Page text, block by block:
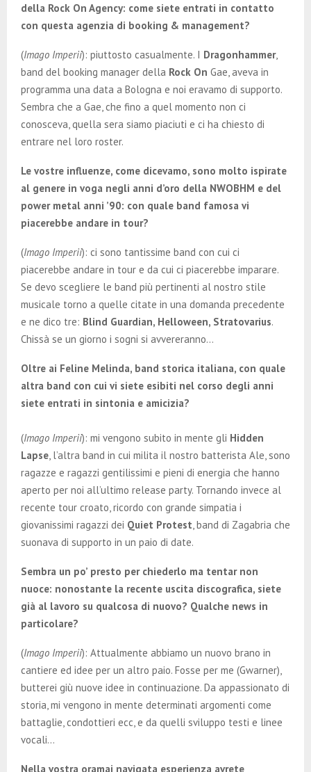
della Rock On Agency: come siete entrati in contatto
con questa agenzia di booking & management?
(Imago Imperii): piuttosto casualmente. I Dragonhammer,
band del booking manager della Rock On Gae, aveva in
programma una data a Bologna e noi eravamo di supporto.
Sembra che a Gae, che fino a quel momento non ci
conosceva, quella sera siamo piaciuti e ci ha chiesto di
entrare nel loro roster.
Le vostre influenze, come dicevamo, sono molto ispirate
al genere in voga negli anni d’oro della NWOBHM e del
power metal anni ’90: con quale band famosa vi
piacerebbe andare in tour?
(Imago Imperii): ci sono tantissime band con cui ci
piacerebbe andare in tour e da cui ci piacerebbe imparare.
Se devo scegliere le band più pertinenti al nostro stile
musicale torno a quelle citate in una domanda precedente
e ne dico tre: Blind Guardian, Helloween, Stratovarius.
Chissà se un giorno i sogni si avvereranno…
Oltre ai Feline Melinda, band storica italiana, con quale
altra band con cui vi siete esibiti nel corso degli anni
siete entrati in sintonia e amicizia?
(Imago Imperii): mi vengono subito in mente gli Hidden
Lapse , l’altra band in cui milita il nostro batterista Ale, sono
ragazze e ragazzi gentilissimi e pieni di energia che hanno
aperto per noi all’ultimo release party. Tornando invece al
recente tour croato, ricordo con grande simpatia i
giovanissimi ragazzi dei Quiet Protest , band di Zagabria che
suonava di supporto in un paio di date.
Sembra un po’ presto per chiederlo ma tentar non
nuoce: nonostante la recente uscita discografica, siete
già al lavoro su qualcosa di nuovo? Qualche news in
particolare?
(Imago Imperii): Attualmente abbiamo un nuovo brano in
cantiere ed idee per un altro paio. Fosse per me (Gwarner),
butterei giù nuove idee in continuazione. Da appassionato di
storia, mi vengono in mente determinati argomenti come
battaglie, condottieri ecc, e da quelli sviluppo testi e linee
vocali…
Nella vostra oramai navigata esperienza avrete